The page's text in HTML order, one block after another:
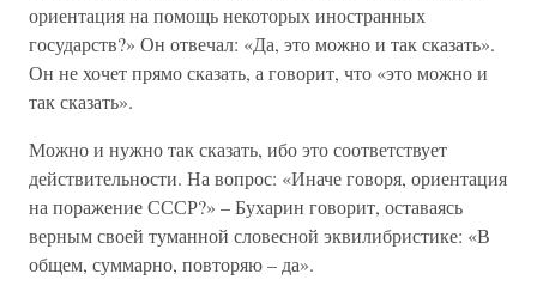
ориентация на помощь некоторых иностранных
государств?» Он отвечал: «Да, это можно и так сказать».
Он не хочет прямо сказать, а говорит, что «это можно и
так сказать».
Можно и нужно так сказать, ибо это соответствует
действительности. На вопрос: «Иначе говоря, ориентация
на поражение СССР?» – Бухарин говорит, оставаясь
верным своей туманной словесной эквилибристике: «В
общем, суммарно, повторяю – да».